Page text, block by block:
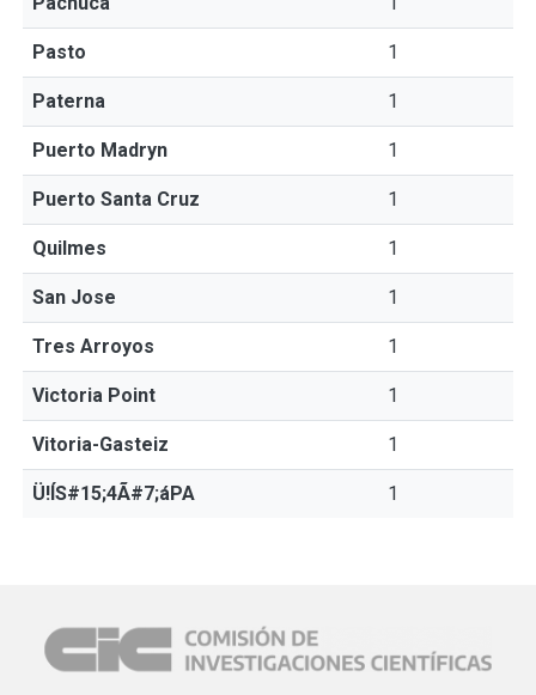
Pasto 1
Paterna 1
Puerto Madryn 1
Puerto Santa Cruz 1
Quilmes 1
San Jose 1
Tres Arroyos 1
Victoria Point 1
Vitoria-Gasteiz 1
Ü!ÍS#15;4Ã#7;áPA 1